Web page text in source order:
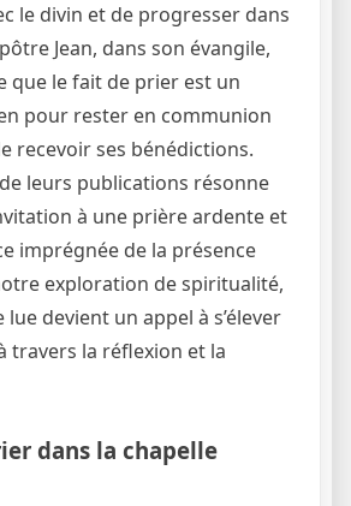
le divin et de progresser dans
Jean, dans son évangile,
que le fait de prier est un
pour rester en communion
recevoir ses bénédictions.
leurs publications résonne
à une prière ardente et
imprégnée de la présence
exploration de spiritualité,
devient un appel à s’élever
travers la réflexion et la
dans la chapelle